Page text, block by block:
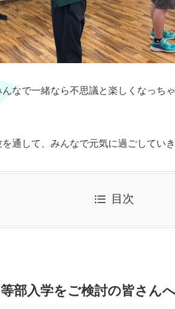
なで一緒なら不思議と楽しくなっち
通して、みんなで元気に過ごしていき
目次
部入学をご検討の皆さん